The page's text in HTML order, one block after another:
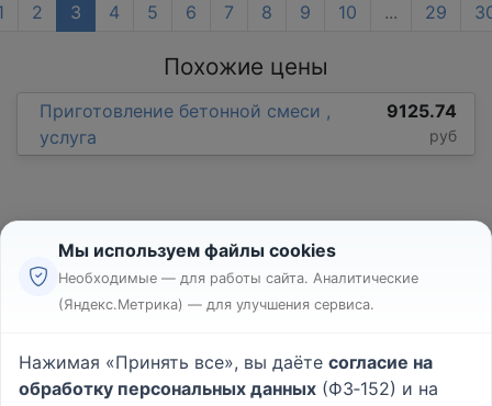
2 3 4 5 6 7 8 9 10 ... 29
Похожие цены
Приготовление бетонной смеси ,
услуга
9125.74
руб
Реклама
Пользовательское соглашение
Политика конфиденциальности
Мы используем файлы cookies
Необходимые — для работы сайта. Аналитические
(Яндекс.Метрика) — для улучшения сервиса.
Нажимая «Принять все», вы даёте согласие на
обработку персональных данных (ФЗ‑152) и на